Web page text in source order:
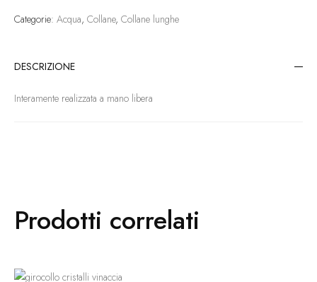
Categorie: Acqua, Collane, Collane lunghe
DESCRIZIONE
Interamente realizzata a mano libera
Prodotti correlati